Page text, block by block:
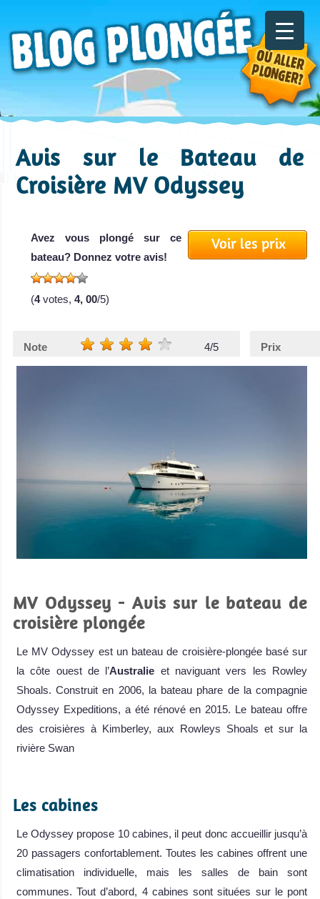
Avis sur le Bateau de
Croisière MV Odyssey
Voir les prix
Avez vous plongé sur ce
bateau? Donnez votre avis!
(4votes, 4, 00/5)
Note 4/5 Prix
MV Odyssey - Avis sur le bateau de
croisière plongée
Le MV Odyssey est un bateau de croisière-plongée basé sur
la côte ouest de l’Australie et naviguant vers les Rowley
Shoals. Construit en 2006, la bateau phare de la compagnie
Odyssey Expeditions, a été rénové en 2015. Le bateau offre
des croisières à Kimberley, aux Rowleys Shoals et sur la
rivière Swan
Les cabines
Le Odyssey propose 10 cabines, il peut donc accueillir jusqu’à
20 passagers confortablement. Toutes les cabines offrent une
climatisation individuelle, mais les salles de bain sont
communes. Tout d’abord, 4 cabines sont situées sur le pont